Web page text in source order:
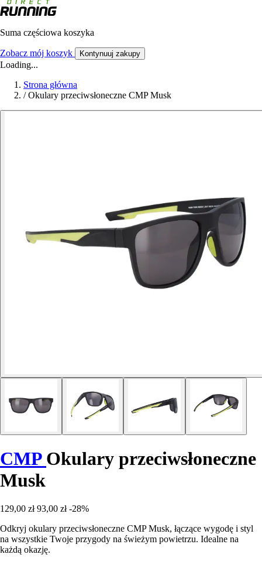
Suma częściowa koszyka
Zobacz mój koszyk Kontynuuj zakupy
Loading...
Strona główna
/ Okulary przeciwsłoneczne CMP Musk
CMP Okulary przeciwsłoneczne
Musk
129,00 zł 93,00 zł -28%
Odkryj okulary przeciwsłoneczne CMP Musk, łączące wygodę i styl
na wszystkie Twoje przygody na świeżym powietrzu. Idealne na
każdą okazję.